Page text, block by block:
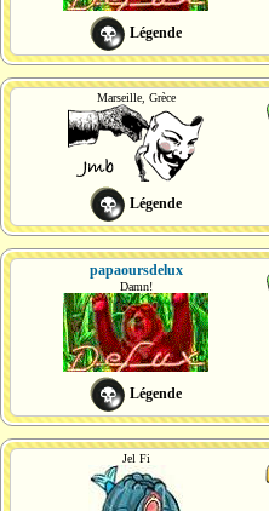
Légende
Marseille, Grèce
Légende
papaoursdelux
Damn!
Légende
Jel Fi